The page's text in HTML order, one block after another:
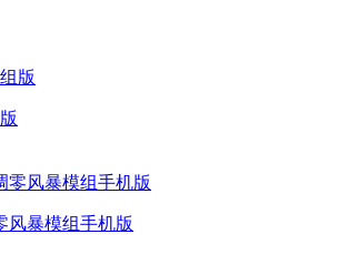
风暴模组手机版